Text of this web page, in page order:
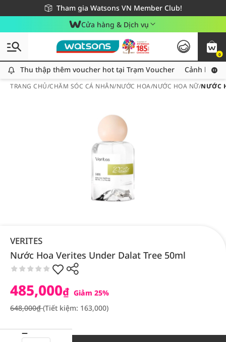
Tham gia Watsons VN Member Club!
Miễn phí giao hàng cho đơn hàng từ 249,000Đ
Giao hàng nhanh 24h - Áp dụng khu vực TP. Hồ Chí Minh
Cửa hàng & Dịch vụ
0
Thu thập thêm voucher hot tại Trạm Voucher
Thu thập thêm voucher hot tại Trạm Voucher Cảnh báo
TRANG CHỦ/CHĂM SÓC CÁ NHÂN/NƯỚC HOA/NƯỚC HOA NỮ/NƯỚC
VERITES
Nước Hoa Verites Under Dalat Tree 50ml
485,000₫ Giảm 25%
648,000₫(Tiết kiệm: 163,000)